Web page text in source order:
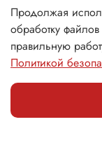
Покупателю
Продолжая
обработку
правильную
Политикой